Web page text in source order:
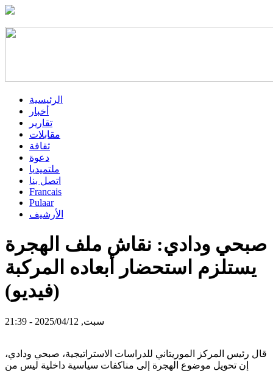
الرئيسية
أخبار
تقارير
مقابلات
ثقافة
دعوة
ملتميديا
اتصل بنا
Francais
Pulaar
الأرشيف
صبحي ودادي: نقاش ملف الهجرة
يستلزم استحضار أبعاده المركبة
(فيديو)
سبت, 2025/04/12 - 21:39
قال رئيس المركز الموريتاني للدراسات الاستراتيجية، صبحي ودادي،
إن تحويل موضوع الهجرة إلى مناكفات سياسية داخلية ليس من